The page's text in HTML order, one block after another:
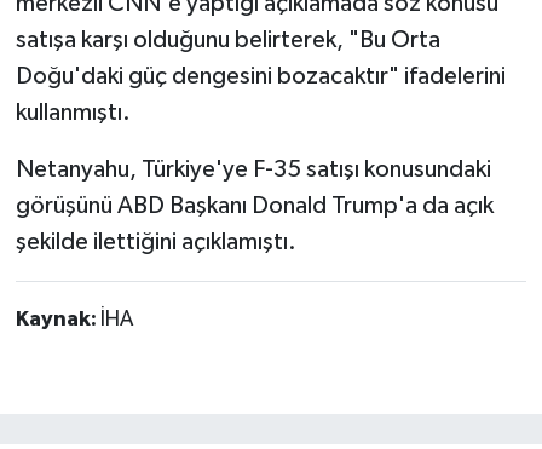
satışa karşı olduğunu belirterek, "Bu Orta
Doğu'daki güç dengesini bozacaktır" ifadelerini
kullanmıştı.
Netanyahu, Türkiye'ye F-35 satışı konusundaki
görüşünü ABD Başkanı Donald Trump'a da açık
şekilde ilettiğini açıklamıştı.
Kaynak: İHA